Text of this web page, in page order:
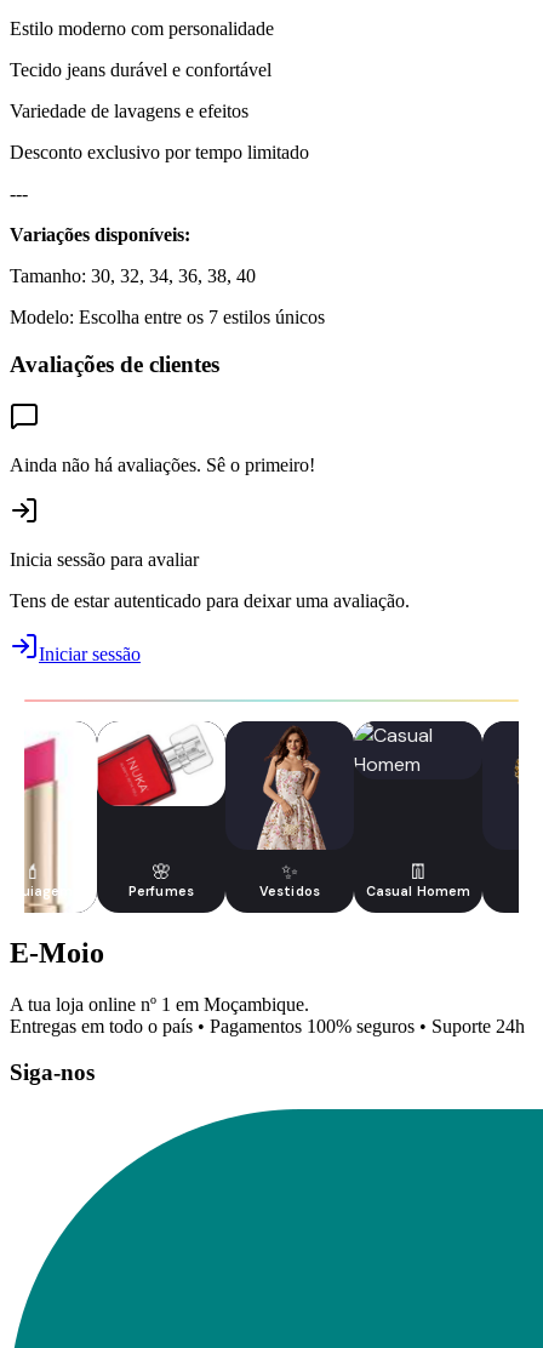
Estilo moderno com personalidade
Tecido jeans durável e confortável
Variedade de lavagens e efeitos
Desconto exclusivo por tempo limitado
---
Variações disponíveis:
Tamanho: 30, 32, 34, 36, 38, 40
Modelo: Escolha entre os 7 estilos únicos
Avaliações de clientes
Ainda não há avaliações. Sê o primeiro!
Inicia sessão para avaliar
Tens de estar autenticado para deixar uma avaliação.
Iniciar sessão
💄 🌸
Perfumes
✨
Vestidos
👖
Casual Homem
E-Moio
A tua loja online nº 1 em Moçambique.
Entregas em todo o país • Pagamentos 100% seguros • Suporte 24h
Siga-nos